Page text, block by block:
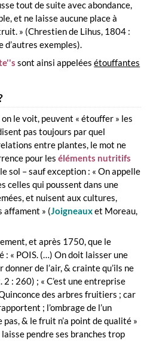
tout de suite avec abondance,
et ne laisse aucune place à
» (Chrestien de Lihus, 1804 :
d’autres exemples).
sont ainsi appeléesétouffantes
le voit, peuvent « étouffer » les
pas toujours par quel
entre plantes, le mot ne
pour leséléments nutritifs
sol – sauf exception : « On appelle
celles qui poussent dans une
et nuisent aux cultures,
affament » ( Joigneauxet Moreau,
et après 1750, que le
: « POIS. (…) On doit laisser une
de l’air, & crainte qu’ils ne
: 260) ; « C’est une entreprise
des arbres fruitiers ; car
; l’ombrage de l’un
pas, & le fruit n’a point de qualité »
laisse pendre ses branches trop